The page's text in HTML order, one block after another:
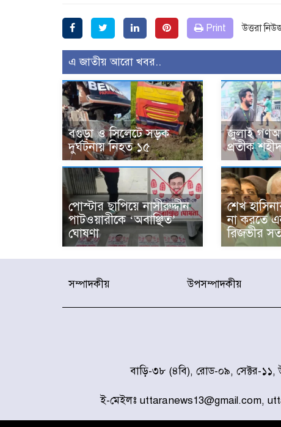
Print উত্তরা
এ জাতীয় আরো খবর..
বগুড়া ও সিলেটে সড়ক
দুর্ঘটনায় নিহত ১৫
জুলাই
প্রতীক
পোস্টার ছাপিয়ে নাসীরুদ্দীন
পাটওয়ারীকে ‘অবাঞ্ছিত’
ঘোষণা
শেখ
না করতে
রিজভীর
সম্পাদকীয় উপসম্পাদকীয়
বাড়ি-৩৮ (৪বি), রোড-০৯, সেক্টর-১১,
ই-মেইলঃ uttaranews13@gmail.com,